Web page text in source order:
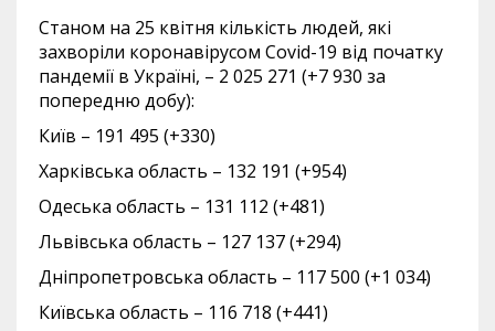
Станом на 25 квітня кількість людей, які
захворіли коронавірусом Covid-19 від початку
пандемії в Україні, – 2 025 271 (+7 930 за
попередню добу):
Київ – 191 495 (+330)
Харківська область – 132 191 (+954)
Одеська область – 131 112 (+481)
Львівська область – 127 137 (+294)
Дніпропетровська область – 117 500 (+1 034)
Київська область – 116 718 (+441)